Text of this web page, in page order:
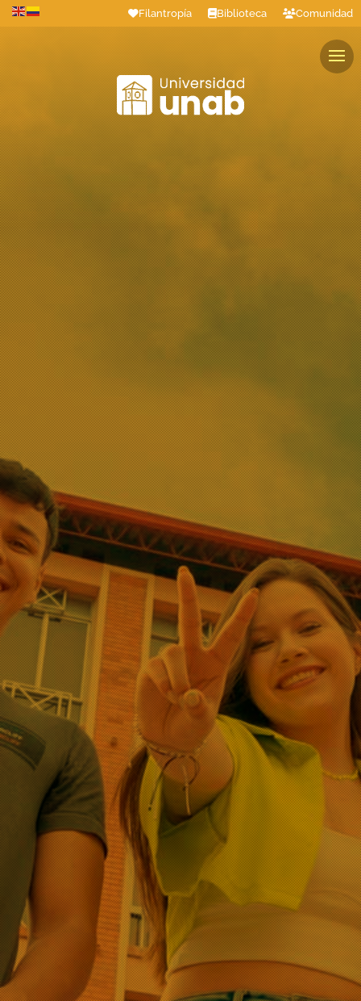
Filantropía Biblioteca Comunidad
Estudiantes Profesores Colaboradores Graduados